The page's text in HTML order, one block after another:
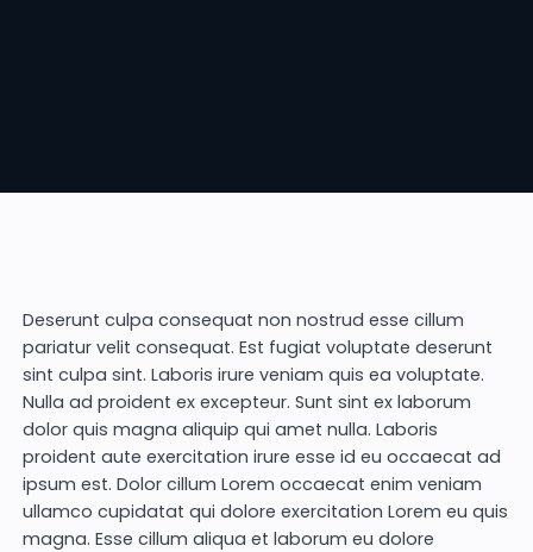
Deserunt culpa consequat non nostrud esse cillum
pariatur velit consequat. Est fugiat voluptate deserunt
sint culpa sint. Laboris irure veniam quis ea voluptate.
Nulla ad proident ex excepteur. Sunt sint ex laborum
dolor quis magna aliquip qui amet nulla. Laboris
proident aute exercitation irure esse id eu occaecat ad
ipsum est. Dolor cillum Lorem occaecat enim veniam
ullamco cupidatat qui dolore exercitation Lorem eu quis
magna. Esse cillum aliqua et laborum eu dolore